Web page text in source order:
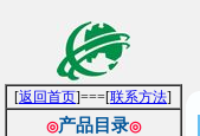
[返回首页]===[联系方法]
◎产品目录◎